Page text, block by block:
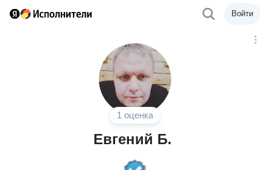
Войти
1 оценка
Евгений Б.